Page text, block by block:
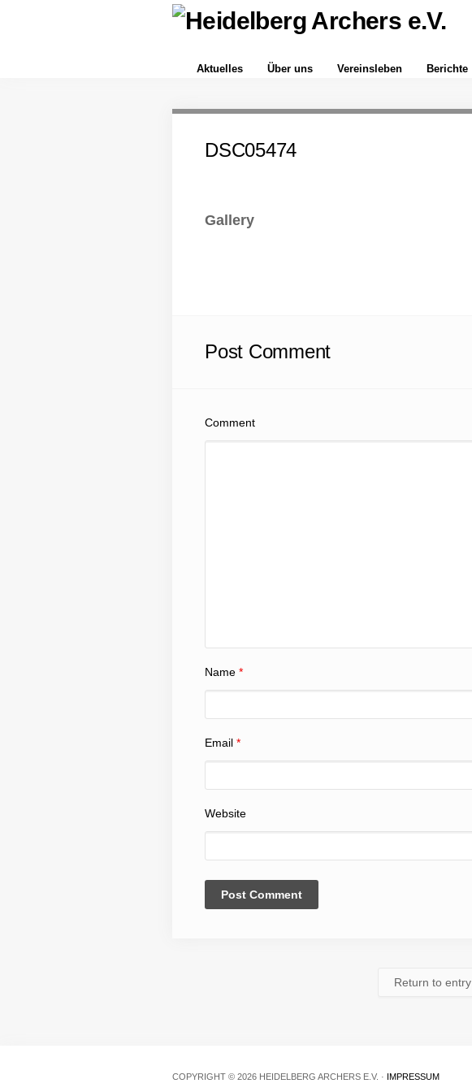
Aktuelles Über uns Vereinsleben Berichte
DSC05474
Gallery
Post Comment
Comment
Name *
Email *
Website
Return to entry
COPYRIGHT © 2026 HEIDELBERG ARCHERS E.V. · IMPRESSUM